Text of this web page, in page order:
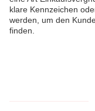
klare Kennzeichen
werden, um den
finden.